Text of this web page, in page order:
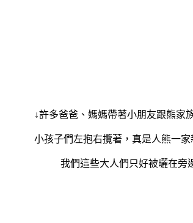
↓許多爸爸、媽媽帶著小朋友跟熊家
小孩子們左抱右攬著，真是人熊一家
我們這些大人們只好被曬在旁